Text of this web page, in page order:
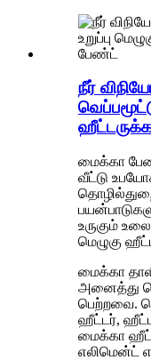
நீர்
மைக்கா
வீட்டு
உருகும்
மெழுகு
மைக்கா
அனைத்து
பெற்றவை.
ஹீட்டர்,
மைக்கா
எலிமென்ட்